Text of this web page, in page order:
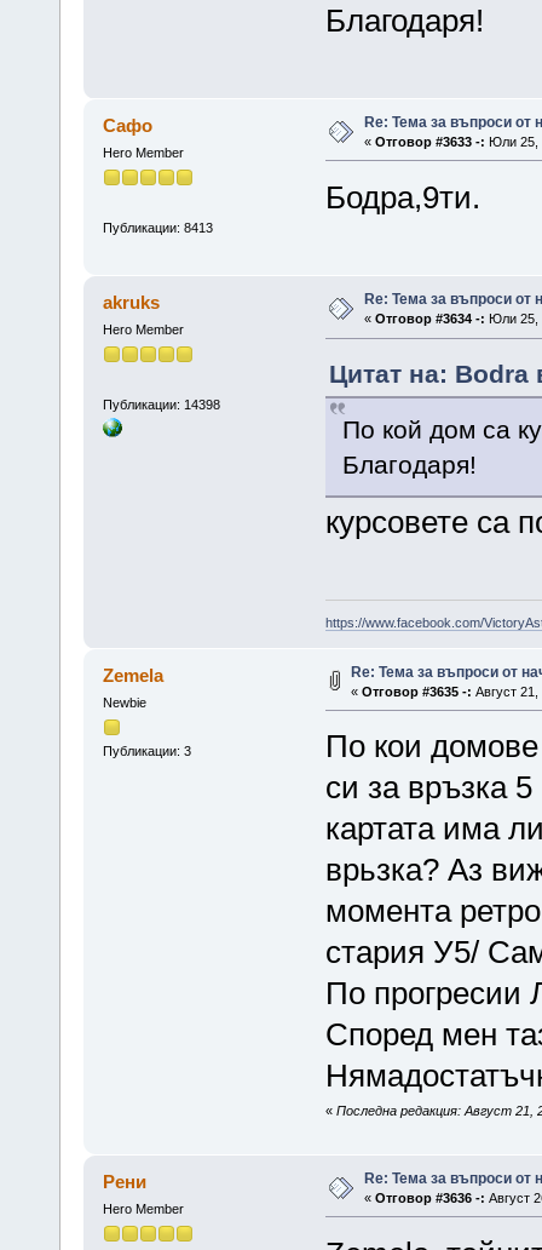
Благодаря!
Сафо
Hero Member
Публикации: 8413
Re: Тема за въпроси от
« Отговор #3633 -: Юли 25,
Бодра,9ти.
akruks
Hero Member
Публикации: 14398
Re: Тема за въпроси от
« Отговор #3634 -: Юли 25,
Цитат на: Bodra
По кой дом са
Благодаря!
курсовете са
https://www.facebook.com/
Zemela
Newbie
Публикации: 3
Re: Тема за въпроси от
« Отговор #3635 -: Август
По кои
си за връзка
картата има
врьзка? Аз
момента
стария У5/
По прогресии
Според мен
« Последна редакция: Август 21,
Рени
Hero Member
Re: Тема за въпроси от
« Отговор #3636 -: Август